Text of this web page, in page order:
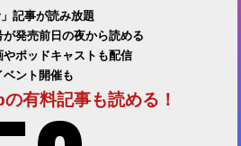
記事が読み放題
発売前日の夜から読める
ポッドキャストも配信
ント開催も
有料記事も読める！